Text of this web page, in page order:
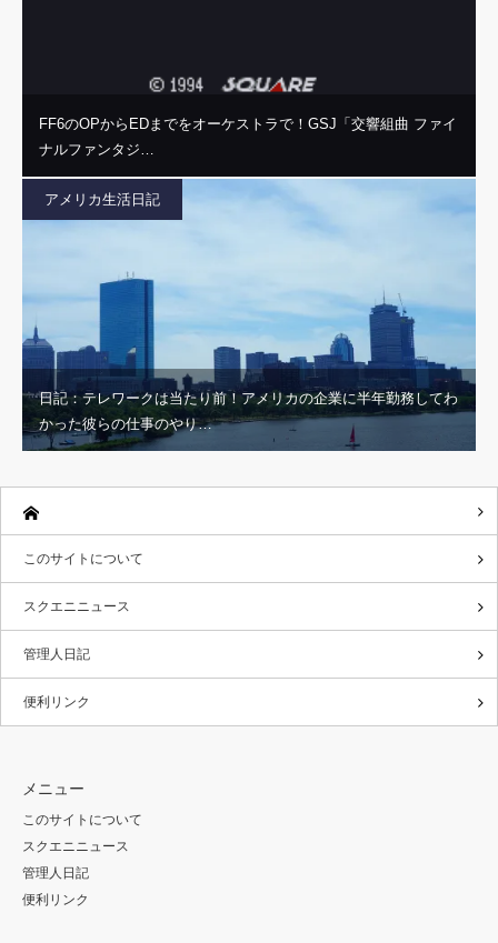
FF6のOPからEDまでをオーケストラで！GSJ「交響組曲 ファイ
ナルファンタジ…
アメリカ生活日記
日記：テレワークは当たり前！アメリカの企業に半年勤務してわ
かった彼らの仕事のやり…
このサイトについて
スクエニニュース
管理人日記
便利リンク
メニュー
このサイトについて
スクエニニュース
管理人日記
便利リンク